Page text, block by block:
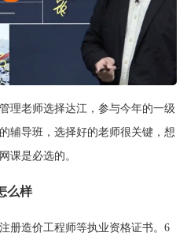
理老师选择达江，参与今年的一级
辅导班，选择好的老师很关键，想
课是必选的。
么样
册造价工程师等执业资格证书。6